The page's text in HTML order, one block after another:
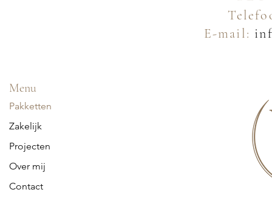
E-mail:
Menu
Pakketten
Zakelijk
Projecten
Over mij
Contact